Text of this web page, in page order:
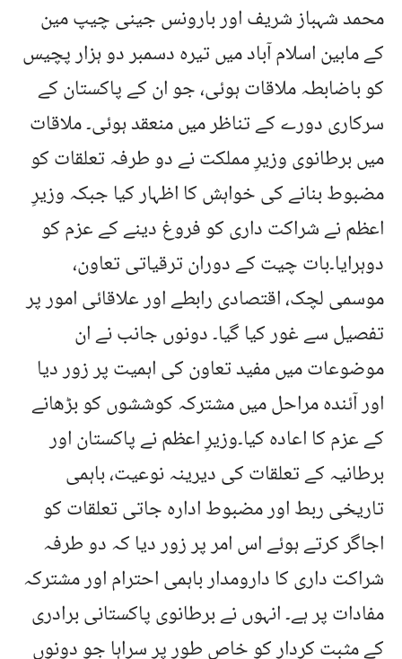
محمد شہباز شریف اور بارونس جینی چیپ مین
کے مابین اسلام آباد میں تیرہ دسمبر دو ہزار پچیس
کو باضابطہ ملاقات ہوئی، جو ان کے پاکستان کے
سرکاری دورے کے تناظر میں منعقد ہوئی۔ ملاقات
میں برطانوی وزیرِ مملکت نے دو طرفہ تعلقات کو
مضبوط بنانے کی خواہش کا اظہار کیا جبکہ وزیرِ
اعظم نے شراکت داری کو فروغ دینے کے عزم کو
دوہرایا۔بات چیت کے دوران ترقیاتی تعاون،
موسمی لچک، اقتصادی رابطے اور علاقائی امور پر
تفصیل سے غور کیا گیا۔ دونوں جانب نے ان
موضوعات میں مفید تعاون کی اہمیت پر زور دیا
اور آئندہ مراحل میں مشترکہ کوششوں کو بڑھانے
کے عزم کا اعادہ کیا۔وزیرِ اعظم نے پاکستان اور
برطانیہ کے تعلقات کی دیرینہ نوعیت، باہمی
تاریخی ربط اور مضبوط ادارہ جاتی تعلقات کو
اجاگر کرتے ہوئے اس امر پر زور دیا کہ دو طرفہ
شراکت داری کا دارومدار باہمی احترام اور مشترکہ
مفادات پر ہے۔ انہوں نے برطانوی پاکستانی برادری
کے مثبت کردار کو خاص طور پر سراہا جو دونوں